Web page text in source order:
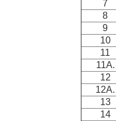
7
8
9
10
11
11A.
12
12A.
13
14